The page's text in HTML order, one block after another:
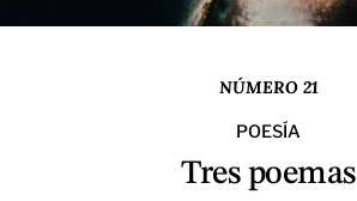
NÚMERO 21
POESÍA
Tres poemas